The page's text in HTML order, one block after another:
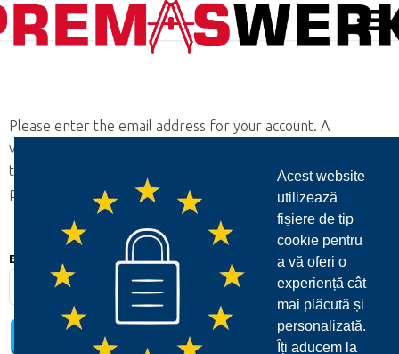
Acest website
utilizează
fișiere de tip
cookie pentru
a vă oferi o
experiență cât
mai plăcută și
personalizată.
Îți aducem la
Please enter the email address for your account. A
verification code will be sent to you. Once you have received
the verification code, you will be able to choose a new
password for your account.
Email Address